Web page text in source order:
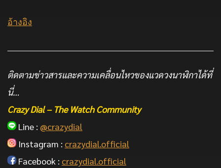
อ้างอิง
ติดตามข่าวสารและความเคลื่อนไหวของแวดวงนาฬิกาได้ที่
นี่…
Crazy Dial – The Watch Community
Line : @crazydial
Instagram : crazydial.official
Facebook : crazydial.official